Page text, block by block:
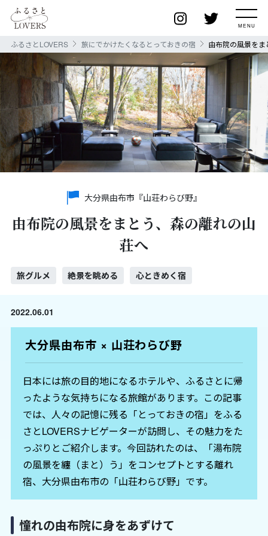
ふるさとLOVERS 旅にでかけたくなるとっておきの宿 由布院の風景を
大分県由布市『山荘わらび野』
由布院の風景をまとう、森の離れの山
荘へ
旅グルメ 絶景を眺める 心ときめく宿
2022.06.01
大分県由布市 × 山荘わらび野
日本には旅の目的地になるホテルや、ふるさとに帰
ったような気持ちになる旅館があります。この記事
では、人々の記憶に残る「とっておきの宿」をふる
さとLOVERSナビゲーターが訪問し、その魅力をた
っぷりとご紹介します。今回訪れたのは、「湯布院
の風景を纏（まと）う」をコンセプトとする離れ
宿、大分県由布市の「山荘わらび野」です。
憧れの由布院に身をあずけて